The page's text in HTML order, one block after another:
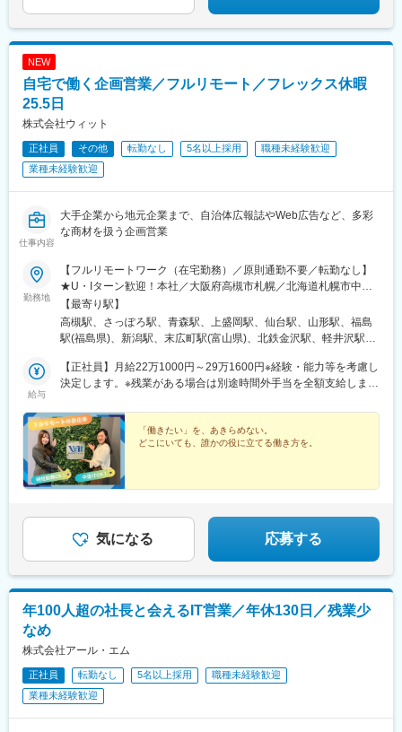
駅、貿易センター駅、中電前駅、高見馬場駅、一社駅、立川南
駅、長野駅、新浜松駅、千葉中央駅、上熊谷駅、南方駅(大阪府)、
栗林公園駅、新富町駅(富山県)、天王寺駅前駅、通町筋駅、中洲通
校前駅、北仙台駅、山鼻９条駅、駅東公園前駅、王子駅前駅、反
町駅、広電五日市駅、荒田八幡駅、琴似駅(函館本線)、宇都宮駅東
下駅、ＪＲ松山駅前駅、八千代町駅、鹿児島中央駅、四ツ橋駅、
田町駅(岡山県)、大神宮下駅、中崎町駅、姫路駅、交通局前駅(熊
駅、立川駅、権堂駅、千葉駅、新大阪駅、栗林駅、丸の内駅(富山
県)、大阪阿部野橋駅、藤崎宮前駅、鹿児島中央駅前駅、土橋駅(広
島県)、郵便局前駅、西８丁目駅、東本願寺前駅、栄町駅(東京
都)、神奈川駅、五日市駅、武之橋駅、日本大通り駅、北松本駅、
西一宮駅、百舌鳥八幡駅、四条駅(京都市営)、新西大寺町筋駅、松
山駅(愛媛県)、スタジアムシティノース駅、西大橋駅、鷹野橋駅、
仙台駅(地下鉄)、大阪梅田駅(阪急線)、淀屋橋駅、栄町駅(千葉
県)、旧居留地・大丸前駅、西川緑道公園駅、加治屋町駅
NEW
自宅で働く企画営業／フルリモート／フレックス休暇
25.5日
株式会社ウィット
正社員 その他 転勤なし 5名以上採用
職種未経験歓迎
業種未経験歓迎
仕事内容
大手企業から地元企業まで、自治体広報誌やWeb広告など、多彩
な商材を扱う企画営業
勤務地
【フルリモートワーク（在宅勤務）／原則通勤不要／転勤なし】
★U・Iターン歓迎！本社／大阪府高槻市札幌／北海道札幌市中央
区青森／青森県青森市盛岡／岩手県盛岡市仙台／宮城県仙台市青
葉区山形／山形県山形市福島／福島県福島市新潟／新潟県新潟市
中央区高岡／富山県高岡市金沢／石川県金沢市軽井沢／長野県北
水戸市東京／東京都千代田区静岡／静岡県静岡市葵区名古屋／愛
知県名古屋市中村区岐阜／岐阜県高山市神戸／兵庫県神戸中央区
和歌山市三重／三重県多気郡彦根／滋賀県彦根市鳥取／鳥取県鳥
取市松江／島根県松江市岡山／岡山県岡山市北区広島／広島県広
島市中区下関／山口県下関市松山／愛媛県松山市徳島／徳島県徳
島市高松／香川県高松市福岡／福岡県福岡市中央区大分／大分県
大分市佐賀／佐賀県佐賀市長崎／長崎県長崎市熊本／熊本県熊本
【最寄り駅】
高槻駅、さっぽろ駅、青森駅、上盛岡駅、仙台駅、山形駅、福島
駅(福島県)、新潟駅、末広町駅(富山県)、北鉄金沢駅、軽井沢駅、
近鉄名古屋駅、新島々駅、旧居留地・大丸前駅、京都駅、奈良
駅、和歌山市駅、漕代駅、彦根駅、鳥取駅、松江しんじ湖温泉
天神駅、大分駅、佐賀駅、長崎駅前駅、通町筋駅、宮崎駅、鹿児
島中央駅前駅、てだこ浦西駅、高槻市駅、札幌駅、あおば通駅、
片原町駅(富山県)、宇都宮駅東口駅、淡路町駅、日吉町駅、名古屋
駅、三宮・花時計前駅、七条駅、近鉄奈良駅、郵便局前駅、県庁
前駅(広島県)、西鉄福岡駅、五島町駅、水道町駅、鹿児島中央駅、
名鉄名古屋駅、貿易センター駅、西川緑道公園駅、紙屋町西駅、
市役所前駅(愛媛県)、天神南駅、長崎駅(長崎県)、熊本城・市役所
前駅、都通駅
給与
【正社員】月給22万1000円～29万1600円※経験・能力等を考慮し
決定します。※残業がある場合は別途時間外手当を全額支給しま
♪【アルバイト・パート】時給1300円～1800円
「働きたい」を、あきらめない。
どこにいても、誰かの役に立てる働き方を。
気になる 応募する
年100人超の社長と会えるIT営業／年休130日／残業少
なめ
株式会社アール・エム
正社員 転勤なし 5名以上採用
職種未経験歓迎
業種未経験歓迎